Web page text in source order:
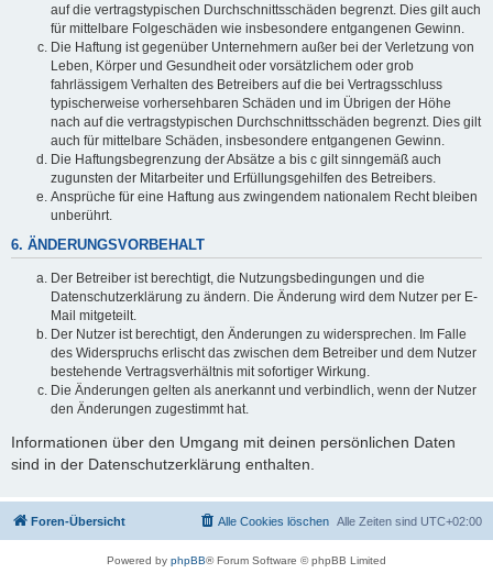
auf die vertragstypischen Durchschnittsschäden begrenzt. Dies gilt auch
für mittelbare Folgeschäden wie insbesondere entgangenen Gewinn.
Die Haftung ist gegenüber Unternehmern außer bei der Verletzung von
Leben, Körper und Gesundheit oder vorsätzlichem oder grob
fahrlässigem Verhalten des Betreibers auf die bei Vertragsschluss
typischerweise vorhersehbaren Schäden und im Übrigen der Höhe
nach auf die vertragstypischen Durchschnittsschäden begrenzt. Dies gilt
auch für mittelbare Schäden, insbesondere entgangenen Gewinn.
Die Haftungsbegrenzung der Absätze a bis c gilt sinngemäß auch
zugunsten der Mitarbeiter und Erfüllungsgehilfen des Betreibers.
Ansprüche für eine Haftung aus zwingendem nationalem Recht bleiben
unberührt.
6. ÄNDERUNGSVORBEHALT
Der Betreiber ist berechtigt, die Nutzungsbedingungen und die
Datenschutzerklärung zu ändern. Die Änderung wird dem Nutzer per E-
Mail mitgeteilt.
Der Nutzer ist berechtigt, den Änderungen zu widersprechen. Im Falle
des Widerspruchs erlischt das zwischen dem Betreiber und dem Nutzer
bestehende Vertragsverhältnis mit sofortiger Wirkung.
Die Änderungen gelten als anerkannt und verbindlich, wenn der Nutzer
den Änderungen zugestimmt hat.
Informationen über den Umgang mit deinen persönlichen Daten
sind in der Datenschutzerklärung enthalten.
Foren-Übersicht Alle Zeiten sind UTC+02:00
Alle Cookies löschen
Powered by phpBB® Forum Software © phpBB Limited